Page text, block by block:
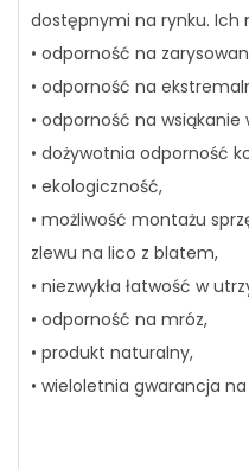
dostępnymi na rynku. Ich
• odporność na
• odporność na
• odporność na wsiąkanie
• dożywotnia odporność
• ekologiczność,
• możliwość montażu
zlewu na lico z blatem,
• niezwykła łatwość w
• odporność na mróz,
• produkt naturalny,
• wieloletnia gwarancja